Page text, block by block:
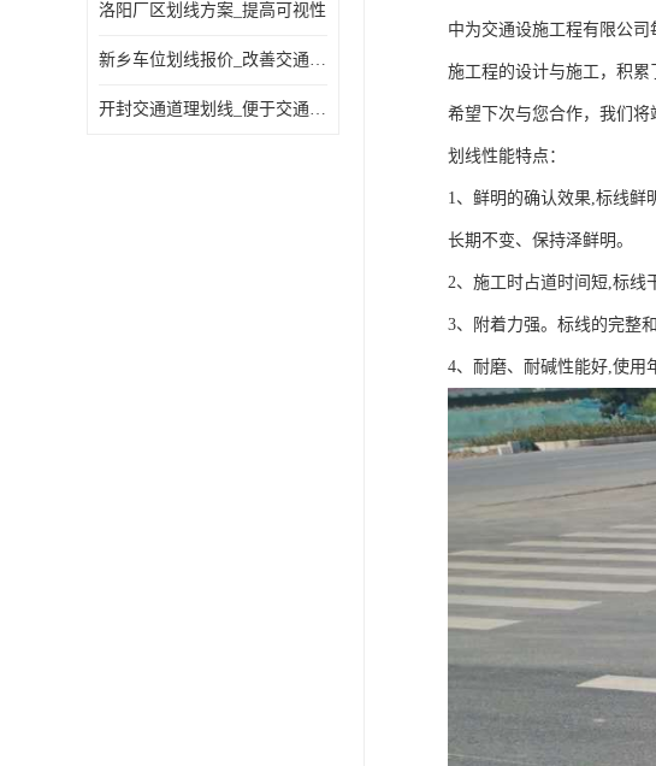
洛阳厂区划线方案_提高可视性
新乡车位划线报价_改善交通效率
开封交通道理划线_便于交通管理
中为交通设施工程有限公
施工程的设计与施工，积
希望下次与您合作，我们将
划线性能特点：
1、鲜明的确认效果,标线鲜
长期不变、保持泽鲜明。
2、施工时占道时间短,标线
3、附着力强。标线的完整
4、耐磨、耐碱性能好,使用